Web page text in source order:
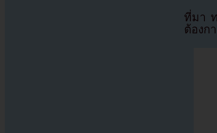
ที่มา
ต้องก